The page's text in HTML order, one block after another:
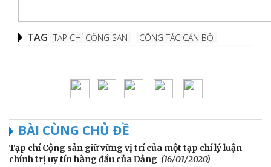
TAG TẠP CHÍ CỘNG SẢN CÔNG TÁC CÁN BỘ
BÀI CÙNG CHỦ ĐỀ
Tạp chí Cộng sản giữ vững vị trí của một tạp chí lý luận
chính trị uy tín hàng đầu của Đảng (16/01/2020)